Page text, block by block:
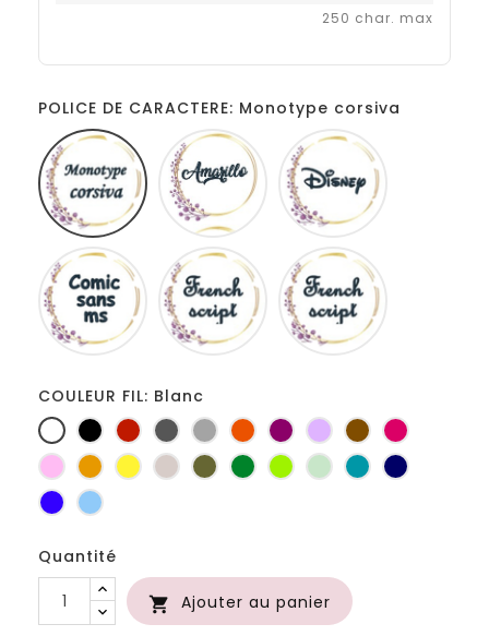
250 char. max
POLICE DE CARACTERE: Monotype corsiva
Monotype
corsiva
Amarillo
Comic
sans
ms
French
script
COULEUR FIL: Blanc
BlancNoir RougeGris
foncé
Gris
clair
OrangePruneLilasMarronFuchsia
RoseJaune
d'or
jauneFicelleKaki Vert
bouteille
Anis
Vert
d'eau
Turquoise
Marine
Bleu
roi
Bleu
Quantité
 Ajouter au panier